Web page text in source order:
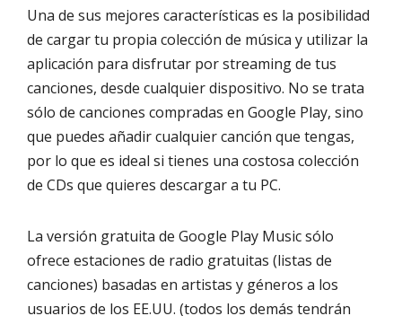
Una de sus mejores características es la posibilidad
de cargar tu propia colección de música y utilizar la
aplicación para disfrutar por streaming de tus
canciones, desde cualquier dispositivo. No se trata
sólo de canciones compradas en Google Play, sino
que puedes añadir cualquier canción que tengas,
por lo que es ideal si tienes una costosa colección
de CDs que quieres descargar a tu PC.
La versión gratuita de Google Play Music sólo
ofrece estaciones de radio gratuitas (listas de
canciones) basadas en artistas y géneros a los
usuarios de los EE.UU. (todos los demás tendrán